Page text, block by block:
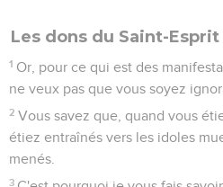
Les dons du Saint-Esprit
1 Or, pour ce qui est des
ne veux pas que vous soyez
2 Vous savez que, quand vous
étiez entraînés vers les idoles
menés.
3